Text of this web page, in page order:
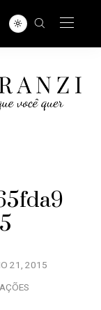
21, 2015